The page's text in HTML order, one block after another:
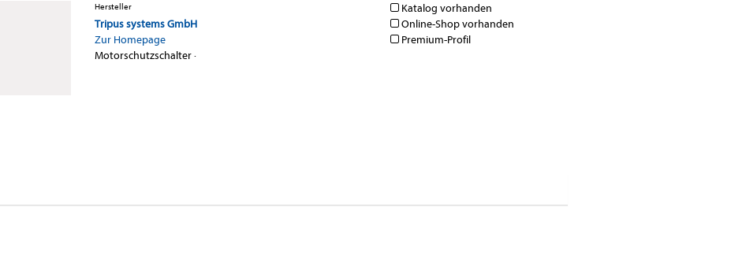
Hersteller
Tripus systems GmbH
Zur Homepage
Motorschutzschalter·
Katalog vorhanden
Online-Shop vorhanden
Premium-Profil